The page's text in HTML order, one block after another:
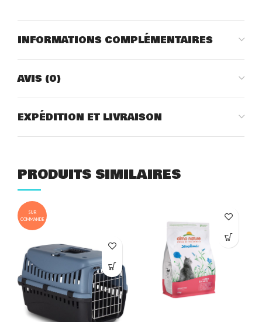
INFORMATIONS COMPLÉMENTAIRES
AVIS (0)
EXPÉDITION ET LIVRAISON
PRODUITS SIMILAIRES
SUR
COMMANDE